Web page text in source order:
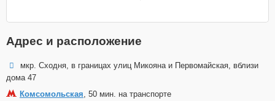
Адрес и расположение
мкр. Сходня, в границах улиц Микояна и Первомайская, вблизи
дома 47
Комсомольская, 50 мин. на транспорте